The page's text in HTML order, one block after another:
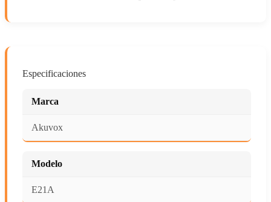
Especificaciones
Marca
Akuvox
Modelo
E21A